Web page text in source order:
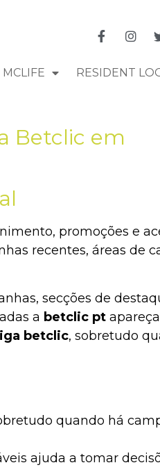
MCLIFE RESIDENT
Betclic em
promoções e
recentes, áreas de
secções de
a betclic pt
liga betclic, sobretudo
quando há
ajuda a tomar